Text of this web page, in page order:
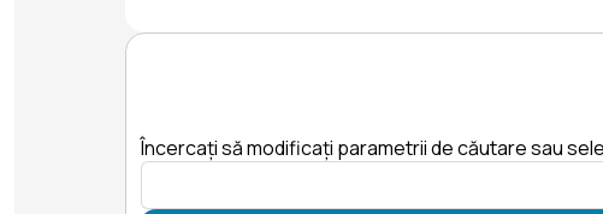
Încercați să modificați parametrii de căutare sau